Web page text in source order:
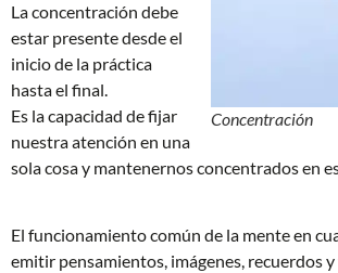
Concentración
La concentración debe
estar presente desde el
inicio de la práctica
hasta el final.
Es la capacidad de fijar
nuestra atención en una
sola cosa y mantenernos concentrados en
El funcionamiento común de la mente en
emitir pensamientos, imágenes, recuerdos